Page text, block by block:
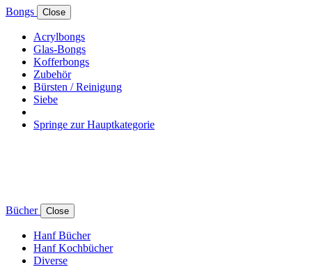
Bongs Close
Acrylbongs
Glas-Bongs
Kofferbongs
Zubehör
Bürsten / Reinigung
Siebe
Springe zur Hauptkategorie
Bücher Close
Hanf Bücher
Hanf Kochbücher
Diverse